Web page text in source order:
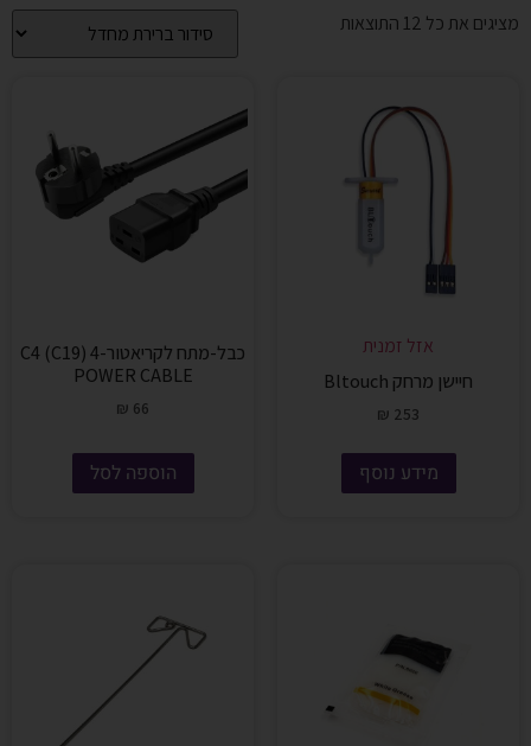
מציגים את כל ⁦12⁩ התוצאות
אזל זמנית
חיישן מרחק Bltouch
₪ 253
מידע נוסף
כבל-מתח לקריאטור-4 C4 (C19)
POWER CABLE
₪ 66
הוספה לסל